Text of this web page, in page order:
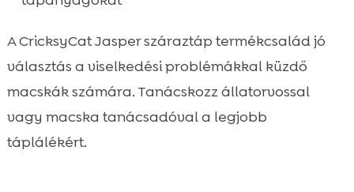
A CricksyCat Jasper száraztáp termékcsalád jó
választás a viselkedési problémákkal küzdő
macskák számára. Tanácskozz állatorvossal
vagy macska tanácsadóval a legjobb
táplálékért.